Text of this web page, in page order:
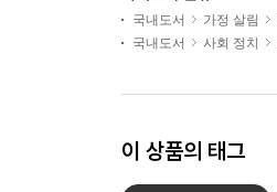
국내도서 가정 살림
국내도서
사회 정치
이 상품의 태그